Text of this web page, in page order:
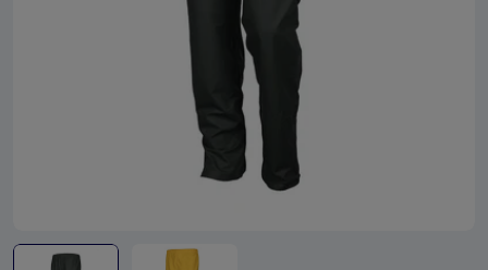
Ouvrir le média 0 en mode modal